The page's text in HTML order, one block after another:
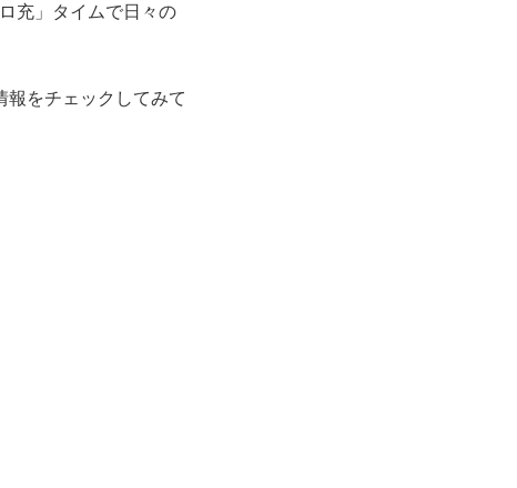
充」タイムで日々の
をチェックしてみて